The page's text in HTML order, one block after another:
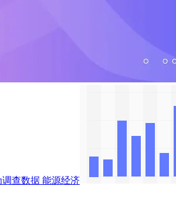
调查数据 能源经济